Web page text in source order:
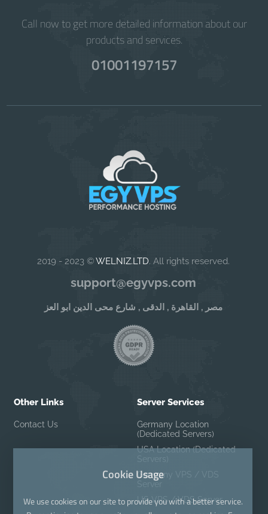
Call now to get more detailed information about our
products and services.
01001197157
2019 - 2023 ©WELNIZ.LTD. All rights reserved.
support@egyvps.com
مصر , القاهرة , الدقى , شارع محى الدين ابو العز
Other Links
Contact Us
Server Services
Germany Location
(Dedicated Servers)
USA Location (Dedicated
Servers)
Germany VPS / VDS
Server
US VPS / VDS Server
Cookie Usage
We use cookies on our site to provide you with a better service.